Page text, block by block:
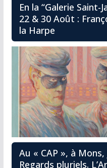
En la “Galerie Saint-
22 & 30 Août :
la Harpe
Au « CAP », à
Regards pluriels.